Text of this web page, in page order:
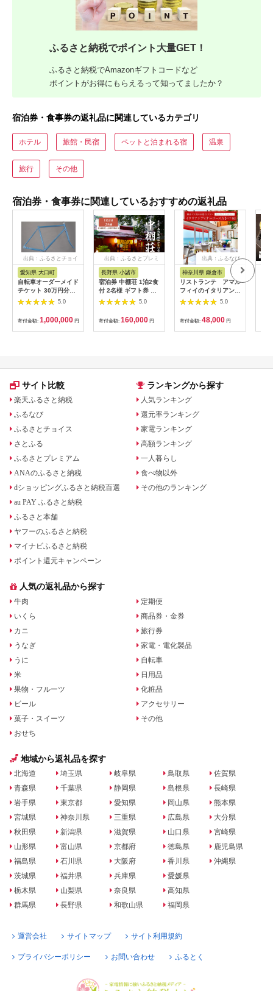
ふるさと納税でポイント大量GET！
ふるさと納税でAmazonギフトコードなど
ポイントがお得にもらえるって知ってましたか？
宿泊券・食事券の返礼品に関連しているカテゴリ
ホテル 旅館・民宿 ペットと泊まれる宿 温泉
旅行 その他
宿泊券・食事券に関連しているおすすめの返礼品
出典：ふるさとチョイ
愛知県 大口町
自転車オーダーメイド
チケット 30万円分
【1360365】
5.0
寄付金額: 1,000,000 円
出典：ふるさとプレミ
長野県 小諸市
宿泊券 中棚荘 1泊2食
付 2名様 ギフト券 チ
ケット 券 宿泊 旅行
5.0
寄付金額: 160,000 円
出典：ふるなび
神奈川県 鎌倉市
リストランテ アマル
フィイのイタリアンデ
ィナーコースA ペア
5.0
寄付金額: 48,000 円
サイト比較
楽天ふるさと納税
ふるなび
ふるさとチョイス
さとふる
ふるさとプレミアム
ANAのふるさと納税
dショッピングふるさと納税百選
au PAY ふるさと納税
ふるさと本舗
ヤフーのふるさと納税
マイナビふるさと納税
ポイント還元キャンペーン
ランキングから探す
人気ランキング
還元率ランキング
家電ランキング
高額ランキング
一人暮らし
食べ物以外
その他のランキング
人気の返礼品から探す
牛肉
いくら
カニ
うなぎ
うに
米
果物・フルーツ
ビール
菓子・スイーツ
おせち
定期便
商品券・金券
旅行券
家電・電化製品
自転車
日用品
化粧品
アクセサリー
その他
地域から返礼品を探す
北海道
青森県
岩手県
宮城県
秋田県
山形県
福島県
茨城県
栃木県
群馬県
埼玉県
千葉県
東京都
神奈川県
新潟県
富山県
石川県
福井県
山梨県
長野県
岐阜県
静岡県
愛知県
三重県
滋賀県
京都府
大阪府
兵庫県
奈良県
和歌山県
鳥取県
島根県
岡山県
広島県
山口県
徳島県
香川県
愛媛県
高知県
福岡県
佐賀県
長崎県
熊本県
大分県
宮崎県
鹿児島県
沖縄県
運営会社 サイトマップ サイト利用規約
プライバシーポリシー お問い合わせ ふるとく